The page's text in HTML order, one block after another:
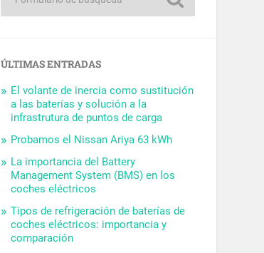
ÚLTIMAS ENTRADAS
El volante de inercia como sustitución
a las baterías y solución a la
infrastrutura de puntos de carga
Probamos el Nissan Ariya 63 kWh
La importancia del Battery
Management System (BMS) en los
coches eléctricos
Tipos de refrigeración de baterías de
coches eléctricos: importancia y
comparación